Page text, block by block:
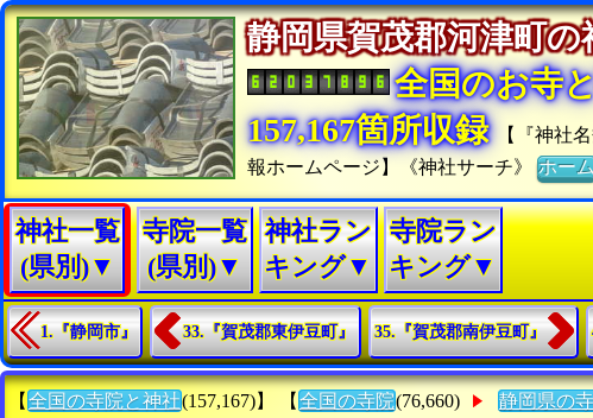
静岡県賀茂郡河津町
全国のお寺
157,167箇所収録
【『神社
報ホームページ】《神社サーチ》ホー
神社一覧
(県別)▼
寺院一覧
(県別)▼
神社ラン
キング▼
寺院ラン
キング▼
1.『静岡市』 33.『賀茂郡東伊豆町』 35.『賀茂郡南伊豆町』
【 全国の寺院と神社(157,167)】 【 全国の寺院(76,660) 静岡県の